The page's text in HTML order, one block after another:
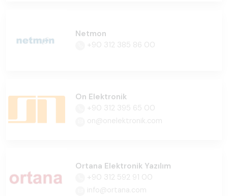
Netmon
+90 312 385 86 00
On Elektronik
+90 312 395 65 00
on@onelektronik.com
Ortana Elektronik Yazılım
+90 312 592 91 00
info@ortana.com